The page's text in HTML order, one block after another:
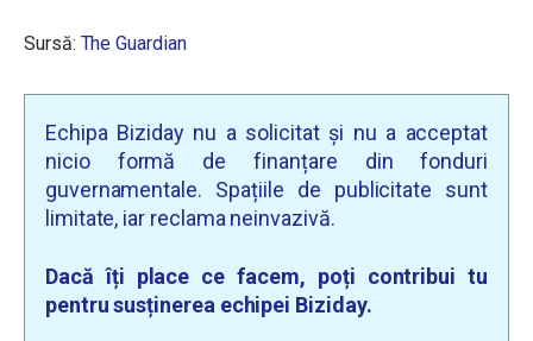
Sursă: The Guardian
Echipa Biziday nu a solicitat și nu a acceptat
nicio formă de finanțare din fonduri
guvernamentale. Spațiile de publicitate sunt
limitate, iar reclama neinvazivă.
Dacă îți place ce facem, poți contribui tu
pentru susținerea echipei Biziday.